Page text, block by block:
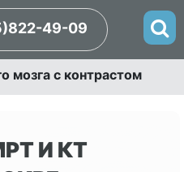
49-09
мозга с контрастом
И КТ